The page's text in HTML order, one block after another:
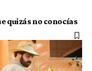
quizás no conocías